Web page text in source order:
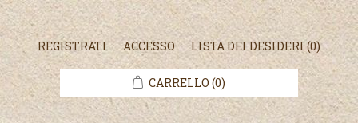
REGISTRATI ACCESSO LISTA DEI DESIDERI(0)
CARRELLO (0)